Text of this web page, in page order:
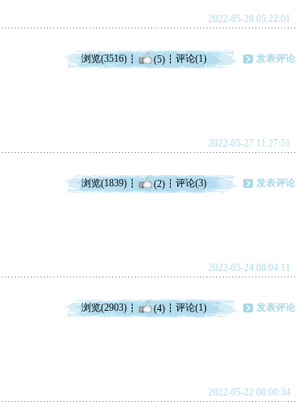
2022-05-28 05:22:01
浏览(3516) (5) 评论(1) 发表评论
2022-05-27 11:27:51
浏览(1839) (2) 评论(3) 发表评论
2022-05-24 08:04:11
浏览(2903) (4) 评论(1) 发表评论
2022-05-22 08:00:34